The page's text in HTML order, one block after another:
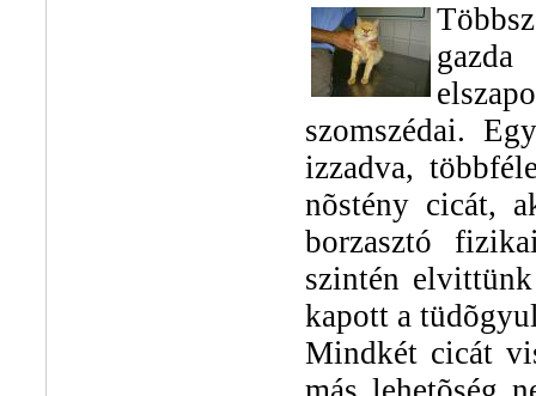
szomszédai.
izzadva,
nõstény cicát,
borzasztó
szintén
kapott a
Mindkét cicát